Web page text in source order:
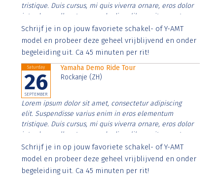
tristique. Duis cursus, mi quis viverra ornare, eros dolor
interdum nulla, ut commodo diam libero vitae erat.
Aenean faucibus nibh et justo cursus id rutrum lorem
imperdiet. Nunc ut sem vitae risus tristique posuere.
Schrijf je in op jouw favoriete schakel- of Y-AMT
model en probeer deze geheel vrijblijvend en onder
begeleiding uit. Ca 45 minuten per rit!
Saturday
26
SEPTEMBER
Yamaha Demo Ride Tour
Rockanje (ZH)
Lorem ipsum dolor sit amet, consectetur adipiscing
elit. Suspendisse varius enim in eros elementum
tristique. Duis cursus, mi quis viverra ornare, eros dolor
interdum nulla, ut commodo diam libero vitae erat.
Aenean faucibus nibh et justo cursus id rutrum lorem
imperdiet. Nunc ut sem vitae risus tristique posuere.
Schrijf je in op jouw favoriete schakel- of Y-AMT
model en probeer deze geheel vrijblijvend en onder
begeleiding uit. Ca 45 minuten per rit!